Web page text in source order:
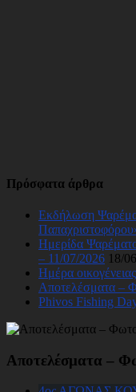
Πρόσφατα άρθρα
Εκδήλωση
Ημερίδα
– 11/07/2026 18/
Ημέρα
Αποτελέσματα –
Phivos Fishing
Αποτελέσματα –